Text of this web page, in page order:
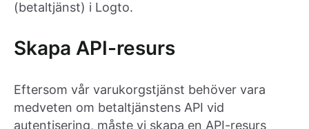
(betaltjänst) i Logto.
Skapa API-resurs
Eftersom vår varukorgstjänst behöver vara
medveten om betaltjänstens API vid
autentisering, måste vi skapa en API-resurs